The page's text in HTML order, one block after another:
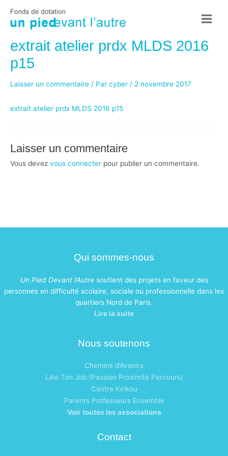
contenu
Main
Menu
extrait atelier prdx MLDS 2016
p15
Laisser un commentaire / Par cyber / 2 novembre 2017
extrait atelier prdx MLDS 2016 p15
Laisser un commentaire
Vous devez vous connecter pour publier un commentaire.
Qui sommes-nous
Un Pied Devant l’Autresoutient des projets en faveur des
personnes en difficulté scolaire, sociale ou professionnelle dans les
quartiers Nord de Paris.
Lire la suite
Nous soutenons
Chemins d’Avenirs
Like Ton Job (Passion Proximité Parcours)
Centre Kirikou
Parents Professeurs Ensemble
Voir toutes les associations
Contact